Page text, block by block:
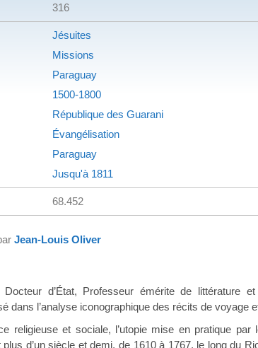
316
Jésuites
Missions
Paraguay
1500-1800
République des Guarani
Évangélisation
Paraguay
Jusqu'à 1811
68.452
Jean-Louis Oliver
Docteur d’État, Professeur émérite de littérature
dans l’analyse iconographique des récits de voyage
religieuse et sociale, l’utopie mise en pratique
plus d’un siècle et demi, de 1610 à 1767, le long du